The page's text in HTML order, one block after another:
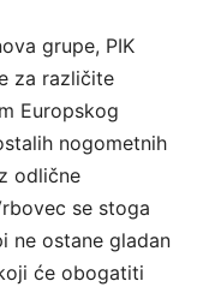
grupe, PIK
za različite
Europskog
nogometnih
odlične
se stoga
ne ostane gladan
će obogatiti